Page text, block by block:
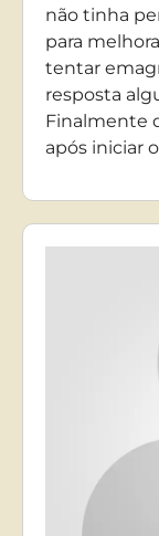
não tinha
para
tentar
resposta
Finalmente
após iniciar